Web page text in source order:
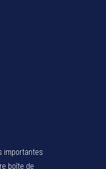
importantes
boîte de